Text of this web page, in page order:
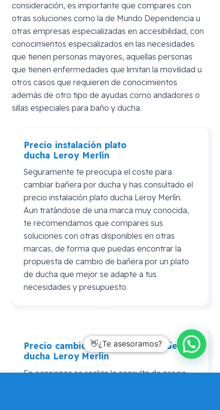
consideración, es importante que compares con
otras soluciones como la de Mundo Dependencia u
otras empresas especializadas en accesibilidad, con
conocimientos especializados en las necesidades
que tienen personas mayores, aquellas personas
que tienen enfermedades que limitan la movilidad u
otros casos que requieren de conocimientos
además de otro tipo de ayudas como andadores o
sillas especiales para baño y ducha.
Precio instalación plato
ducha Leroy Merlín
Seguramente te preocupa el coste para
cambiar bañera por ducha y has consultado el
precio instalación plato ducha Leroy Merlín.
Aun tratándose de una marca muy conocida,
te recomendamos que compares sus
soluciones con otras disponibles en otras
marcas, de forma que puedas encontrar la
propuesta de cambio de bañera por un plato
de ducha que mejor se adapte a tus
necesidades y presupuesto.
Precio cambio bañera por plato de
ducha Leroy Merlin
En ocasiones se realiza la consulta de precio
👋¿Te asesoramos?